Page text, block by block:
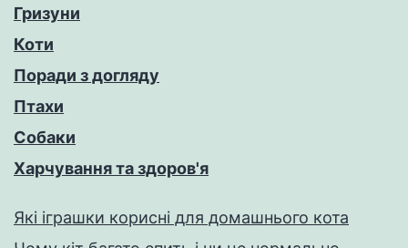
Гризуни
Коти
Поради з догляду
Птахи
Собаки
Харчування та здоров'я
Які іграшки корисні для домашнього кота